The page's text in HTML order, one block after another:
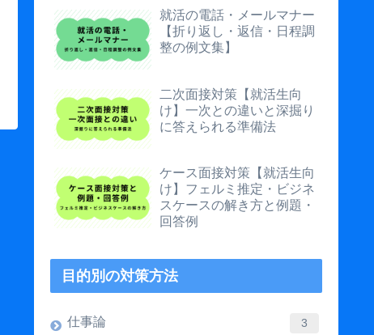
就活の電話・メールマナー
【折り返し・返信・日程調
整の例文集】
二次面接対策【就活生向
け】一次との違いと深掘り
に答えられる準備法
ケース面接対策【就活生向
け】フェルミ推定・ビジネ
スケースの解き方と例題・
回答例
目的別の対策方法
仕事論 3